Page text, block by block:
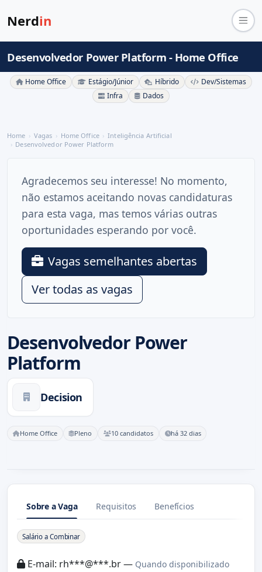
Nerdin
Desenvolvedor Power Platform - Home Office
Home Office Estágio/Júnior Híbrido
Dev/Sistemas
Infra
Dados
Home Vagas Home Office
Inteligência Artificial
Desenvolvedor Power Platform
Desenvolvedor Power
Platform
Decision
Home Office Pleno 10 candidatos há 32 dias
Agradecemos seu interesse! No momento,
não estamos aceitando novas candidaturas
para esta vaga, mas temos várias outras
oportunidades esperando por você.
Vagas semelhantes abertas
Ver todas as vagas
Sobre a Vaga Requisitos Benefícios
Sobre a Vaga
Salário a Combinar
E-mail: rh***@***.br — Quando disponibilizado